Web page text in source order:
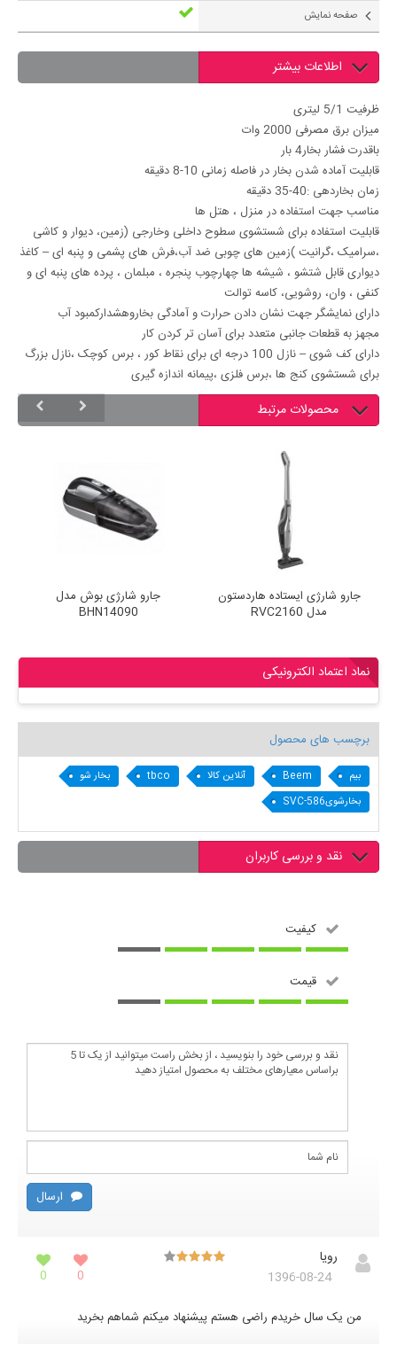
صفحه نمایش
اطلاعات بیشتر
ظرفیت 5/1 لیتری
میزان برق مصرفی 2000 وات
باقدرت فشار بخار4 بار
قابلیت آماده شدن بخار در فاصله زمانی 10-8 دقیقه
زمان بخاردهی :40-35 دقیقه
مناسب جهت استفاده در منزل ، هتل ها
قابلیت استفاده برای شستشوی سطوح داخلی وخارجی (زمین، دیوار و کاشی
،سرامیک ،گرانیت )زمین های چوبی ضد آب،فرش های پشمی و پنبه ای – کاغذ
دیواری قابل شتشو ، شیشه ها چهارچوب پنجره ، مبلمان ، پرده های پنبه ای و
کنفی ، وان، روشویی، کاسه توالت
دارای نمایشگر جهت نشان دادن حرارت و آمادگی بخاروهشدارکمبود آب
مجهز به قطعات جانبی متعدد برای آسان تر کردن کار
دارای کف شوی – نازل 100 درجه ای برای نقاط کور ، برس کوچک ،نازل بزرگ
برای شستشوی کنج ها ،برس فلزی ،پیمانه اندازه گیری
محصولات مرتبط
جارو شارژی بوش مدل
BHN14090
جارو شارژی ایستاده هاردستون
مدل RVC2160
نماد اعتماد الکترونیکی
برچسب های محصول
بیم Beem آنلاین کالا tbco
بخار شو
بخارشویSVC-586
نقد و بررسی کاربران
کیفیت
قیمت
ارسال
رویا
1396-08-24
0
0
من یک سال خریدم راضی هستم پیشنهاد میکنم شماهم بخرید